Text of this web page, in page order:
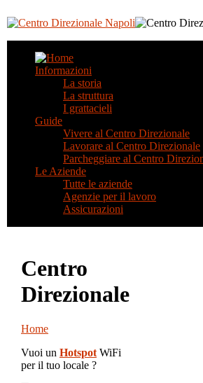
Informazioni
La storia
La struttura
I grattacieli
Guide
Vivere al Centro Direzionale
Lavorare al Centro Direzionale
Parcheggiare al Centro
Le Aziende
Tutte le aziende
Agenzie per il lavoro
Assicurazioni
Centro
Direzionale
Home
Vuoi un Hotspot WiFi
per il tuo locale ?